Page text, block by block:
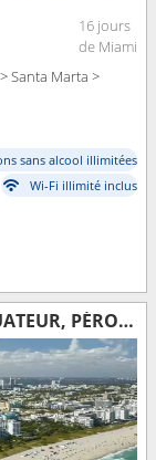
16 jours
de Miami
Santa Marta >
sans alcool illimitées
Wi-Fi illimité inclus
ÉTATS-UNIS, ARUBA, COLOMBIE, ÉQUATEUR, PÉROU, CHILI, ÎLES MALOUINES, ARGENTINE, URUGUAY